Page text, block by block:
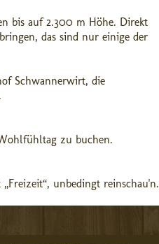
bis auf 2.300 m Höhe. Direkt
das sind nur einige der
Schwannerwirt, die
zu buchen.
unbedingt reinschau'n.